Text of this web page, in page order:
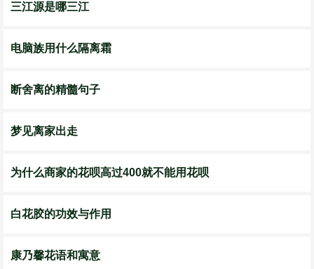
三江源是哪三江
电脑族用什么隔离霜
断舍离的精髓句子
梦见离家出走
为什么商家的花呗高过400就不能用花呗
白花胶的功效与作用
康乃馨花语和寓意